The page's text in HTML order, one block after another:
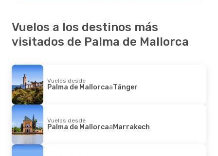
Vuelos a los destinos más
visitados de Palma de Mallorca
Vuelos desde
Palma de MallorcaaTánger
Vuelos desde
Palma de MallorcaaMarrakech